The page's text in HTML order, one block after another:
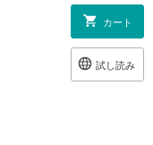
カート
試し読み